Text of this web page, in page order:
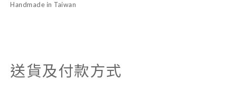
Handmade in Taiwan
送貨及付款方式